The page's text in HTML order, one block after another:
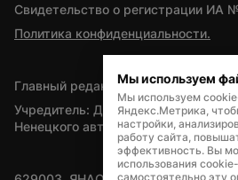
Свидетельство о регистрации ИА
Политика конфиденциальности.
Главный редактор — А.Л. Поздеев
Учредитель: Департамент
Ненецкого автономного округа
Мы используем
Мы используем
Яндекс.Метрика,
настройки,
работу сайта,
эффективность. Вы
использования
самостоятельно эту